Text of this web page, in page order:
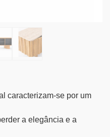
caracterizam-se por um
a elegância e a